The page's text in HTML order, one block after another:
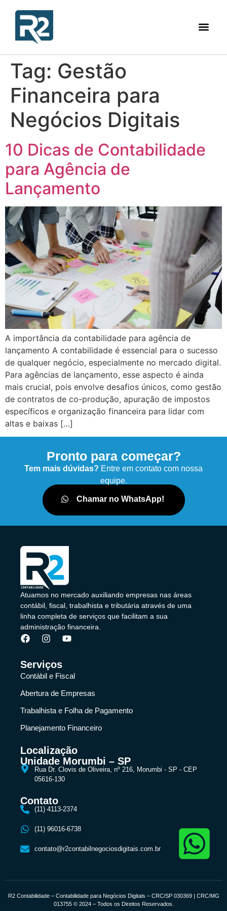
Tag: Gestão
Financeira para
Negócios Digitais
10 Dicas de Contabilidade
para Agência de
Lançamento
A importância da contabilidade para agência de
lançamento A contabilidade é essencial para o sucesso
de qualquer negócio, especialmente no mercado digital.
Para agências de lançamento, esse aspecto é ainda
mais crucial, pois envolve desafios únicos, como gestão
de contratos de co-produção, apuração de impostos
específicos e organização financeira para lidar com
altas e baixas […]
Pronto para começar?
Tem mais dúvidas? Entre em contato com nossa
equipe.
Chamar no WhatsApp!
Atuamos no mercado auxiliando empresas nas áreas
contábil, fiscal, trabalhista e tributária através de uma
linha completa de serviços que facilitam a sua
administração financeira.
Serviços
Contábil e Fiscal
Abertura de Empresas
Trabalhista e Folha de Pagamento
Planejamento Financeiro
Localização
Unidade Morumbi – SP
Rua Dr. Clovis de Oliveira, nº 216, Morumbi - SP - CEP
05616-130
Contato
(11) 4113-2374
(11) 96016-6738
contato@r2contabilnegociosdigitais.com.br
R2 Contabilidade – Contabilidade para Negócios Digitais – CRC/SP 030369 | CRC/MG
013755 © 2024 – Todos os Direitos Reservados.